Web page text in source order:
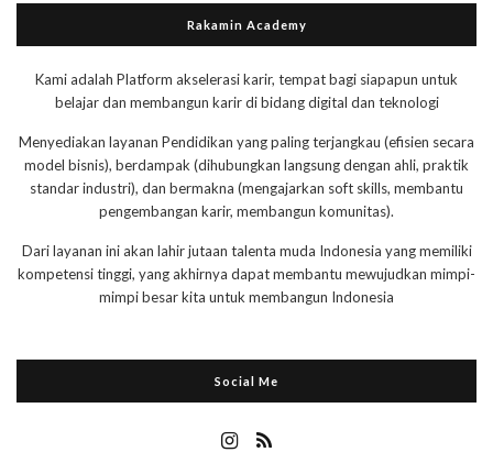
Rakamin Academy
Kami adalah Platform akselerasi karir, tempat bagi siapapun untuk
belajar dan membangun karir di bidang digital dan teknologi
Menyediakan layanan Pendidikan yang paling terjangkau (efisien secara
model bisnis), berdampak (dihubungkan langsung dengan ahli, praktik
standar industri), dan bermakna (mengajarkan soft skills, membantu
pengembangan karir, membangun komunitas).
Dari layanan ini akan lahir jutaan talenta muda Indonesia yang memiliki
kompetensi tinggi, yang akhirnya dapat membantu mewujudkan mimpi-
mimpi besar kita untuk membangun Indonesia
Social Me